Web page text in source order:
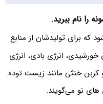
را نام ببرید.
که برای تولیدشان از منابع
خورشیدی، انرژی بادی، انرژی
کربن خنثی مانند زیست توده.
های نو می‌‌گویند.